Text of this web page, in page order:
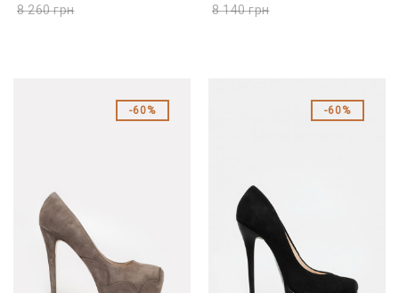
8 260грн 8 140грн
60% 60%